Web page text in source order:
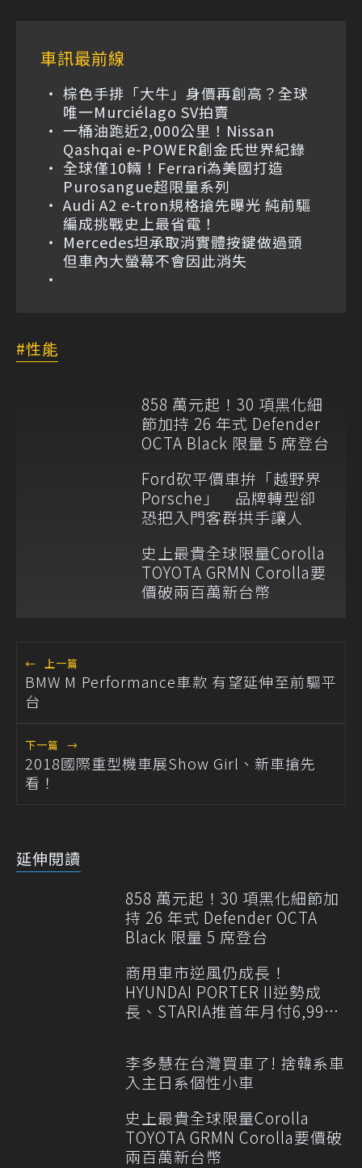
車訊最前線
棕色手排「大牛」身價再創高？全球
唯一Murciélago SV拍賣
一桶油跑近2,000公里！Nissan
Qashqai e-POWER創金氏世界紀錄
全球僅10輛！Ferrari為美國打造
Purosangue超限量系列
Audi A2 e-tron規格搶先曝光 純前驅
編成挑戰史上最省電！
Mercedes坦承取消實體按鍵做過頭
但車內大螢幕不會因此消失
性能
858 萬元起！30 項黑化細
節加持 26 年式 Defender
OCTA Black 限量 5 席登台
Ford砍平價車拚「越野界
Porsche」 品牌轉型卻
恐把入門客群拱手讓人
史上最貴全球限量Corolla
TOYOTA GRMN Corolla要
價破兩百萬新台幣
← 上一篇
BMW M Performance車款 有望延伸至前驅平
台
下一篇 →
2018國際重型機車展Show Girl、新車搶先
看！
延伸閱讀
858 萬元起！30 項黑化細節加
持 26 年式 Defender OCTA
Black 限量 5 席登台
商用車市逆風仍成長！
HYUNDAI PORTER II逆勢成
長、STARIA推首年月付6,999
李多慧在台灣買車了! 捨韓系車
入主日系個性小車
史上最貴全球限量Corolla
TOYOTA GRMN Corolla要價破
兩百萬新台幣